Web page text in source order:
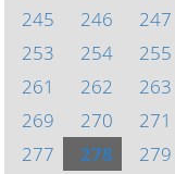
245
246 247
253
254 255
261
262 263
269
270 271
277
278 279